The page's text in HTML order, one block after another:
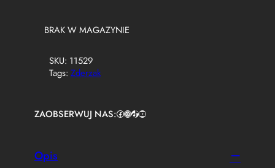
BRAK W MAGAZYNIE
SKU: 11529
Tags: Zderzak
ZAOBSERWUJ NAS:Facebook https://www.instagram.com/tuningbaza.pl https://www.tiktok.com/@tuningbaza.pl YouTube
Opis